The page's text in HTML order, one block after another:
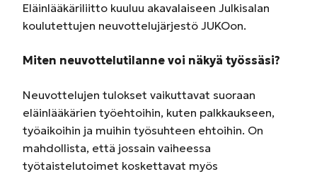
Eläinlääkäriliitto kuuluu akavalaiseen Julkisalan
koulutettujen neuvottelujärjestö JUKOon.
Miten neuvottelutilanne voi näkyä työssäsi?
Neuvottelujen tulokset vaikuttavat suoraan
eläinlääkärien työehtoihin, kuten palkkaukseen,
työaikoihin ja muihin työsuhteen ehtoihin. On
mahdollista, että jossain vaiheessa
työtaistelutoimet koskettavat myös